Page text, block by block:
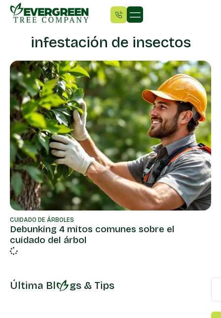
infestación de insectos
CUIDADO DE ÁRBOLES
Debunking 4 mitos comunes sobre el
cuidado del árbol
Última Bl gs & Tips